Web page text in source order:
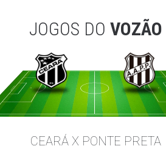
JOGOS DO VOZÃO
CEARÁ X PONTE PRETA